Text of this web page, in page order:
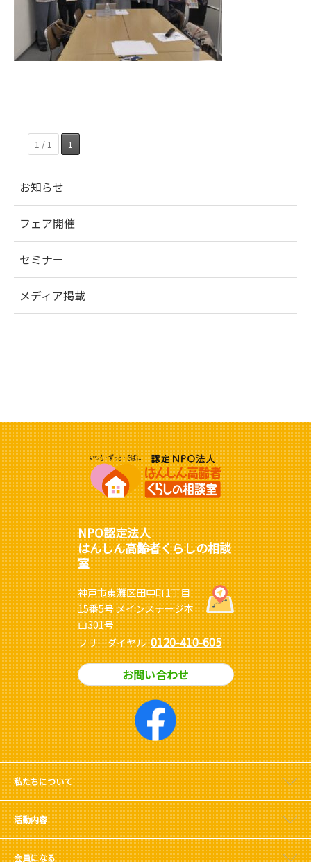
1 / 1 1
お知らせ
フェア開催
セミナー
メディア掲載
NPO認定法人
はんしん高齢者くらしの相談
室
神戸市東灘区田中町1丁目
15番5号 メインステージ本
山301号
フリーダイヤル 0120-410-605
お問い合わせ
私たちについて
活動内容
会員になる